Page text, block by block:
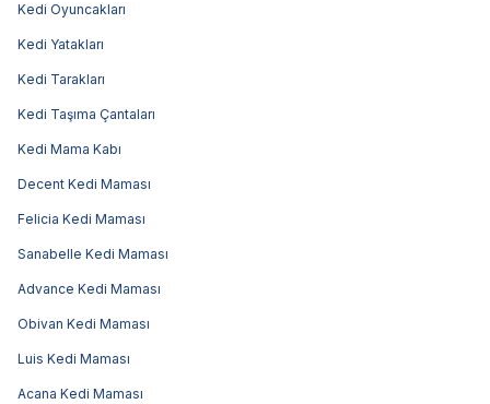
Kedi Oyuncakları
Kedi Yatakları
Kedi Tarakları
Kedi Taşıma Çantaları
Kedi Mama Kabı
Decent Kedi Maması
Felicia Kedi Maması
Sanabelle Kedi Maması
Advance Kedi Maması
Obivan Kedi Maması
Luis Kedi Maması
Acana Kedi Maması